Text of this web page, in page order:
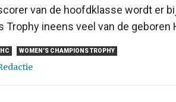
van de hoofdklasse wordt er
Trophy ineens veel van de geboren
WOMEN’S CHAMPIONS TROPHY